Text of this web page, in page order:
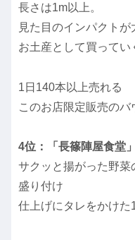
長さは1m以上。
見た目のインパクトが
お土産として買ってい
1日140本以上売れる
このお店限定販売のバ
4位：「長篠陣屋食堂
サクッと揚がった野菜
盛り付け
仕上げにタレをかけた1